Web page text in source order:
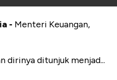
- Menteri Keuangan,
dirinya ditunjuk menjad...